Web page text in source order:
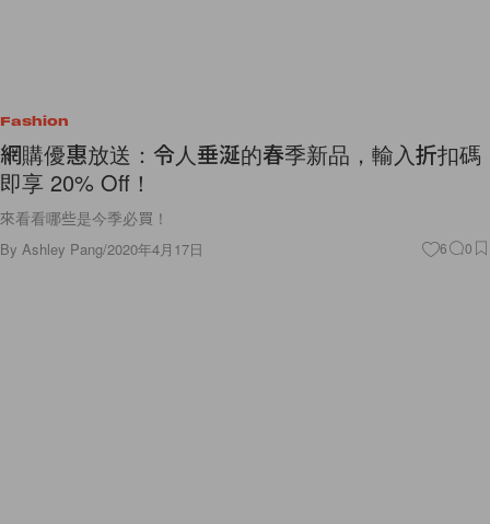
Fashion
網購優惠放送：令人垂涎的春季新品，輸入折扣碼
即享 20% Off！
來看看哪些是今季必買！
By Ashley Pang/2020年4月17日 6 0